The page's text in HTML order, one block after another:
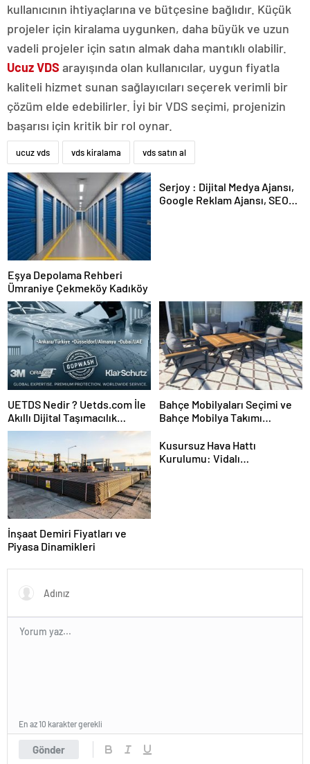
kullanıcının ihtiyaçlarına ve bütçesine bağlıdır. Küçük
projeler için kiralama uygunken, daha büyük ve uzun
vadeli projeler için satın almak daha mantıklı olabilir.
Ucuz VDS arayışında olan kullanıcılar, uygun fiyatla
kaliteli hizmet sunan sağlayıcıları seçerek verimli bir
çözüm elde edebilirler. İyi bir VDS seçimi, projenizin
başarısı için kritik bir rol oynar.
ucuz vds vds kiralama vds satın al
Eşya Depolama Rehberi
Ümraniye Çekmeköy Kadıköy
Serjoy : Dijital Medya Ajansı,
Google Reklam Ajansı, SEO
UETDS Nedir ? Uetds.com İle
Akıllı Dijital Taşımacılık
Yazılımı
Bahçe Mobilyaları Seçimi ve
Bahçe Mobilya Takımı
İnşaat Demiri Fiyatları ve
Piyasa Dinamikleri
Kusursuz Hava Hattı
Kurulumu: Vidalı
Gönder
En az 10 karakter gerekli